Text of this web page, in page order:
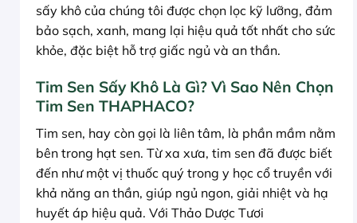
sấy khô của chúng tôi được chọn lọc kỹ lưỡng, đảm
bảo sạch, xanh, mang lại hiệu quả tốt nhất cho sức
khỏe, đặc biệt hỗ trợ giấc ngủ và an thần.
Tim Sen Sấy Khô Là Gì? Vì Sao Nên Chọn
Tim Sen THAPHACO?
Tim sen, hay còn gọi là liên tâm, là phần mầm nằm
bên trong hạt sen. Từ xa xưa, tim sen đã được biết
đến như một vị thuốc quý trong y học cổ truyền với
khả năng an thần, giúp ngủ ngon, giải nhiệt và hạ
huyết áp hiệu quả. Với Thảo Dược Tươi